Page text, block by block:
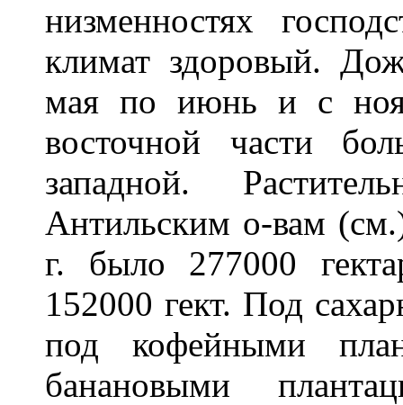
низменностях
климат здоровый.
мая по июнь и с
восточной части
западной.
Антильским о-вам
г. было 277000
152000 гект. Под
под кофейными
банановыми